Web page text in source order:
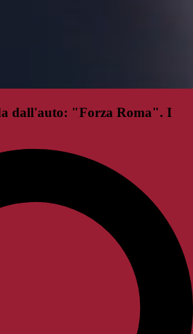
dall'auto: "Forza Roma". I